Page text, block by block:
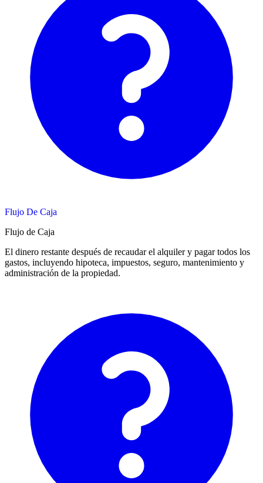
Flujo De Caja
Flujo de Caja
El dinero restante después de recaudar el alquiler y pagar todos los
gastos, incluyendo hipoteca, impuestos, seguro, mantenimiento y
administración de la propiedad.